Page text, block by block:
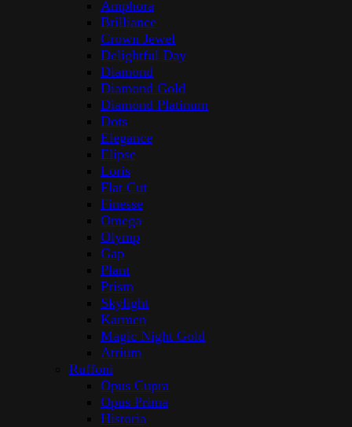
Amphora
Brilliance
Crown Jewel
Delightful Day
Diamond
Diamond Gold
Diamond Platinum
Dots
Elegance
Elipse
Loris
Flat Cut
Finesse
Omega
Olymp
Gap
Plant
Prism
Skylight
Karmen
Magic Night Gold
Atrium
Ruffoni
Opus Cupra
Opus Prima
Historia